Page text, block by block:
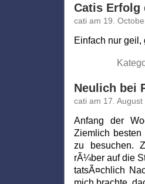
Catis Erfolg
cati am 19.
Einfach nur geil,
Neulich bei
cati am 17. August
Anfang der
Ziemlich besten
zu besuchen.
rÃ¼ber auf die
tatsÃ¤chlich